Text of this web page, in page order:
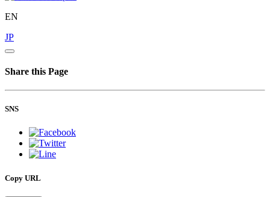
EN
JP
Share this Page
SNS
Copy URL